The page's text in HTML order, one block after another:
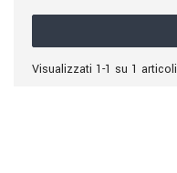
Visualizzati 1-1 su 1 articoli